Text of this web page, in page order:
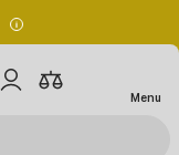
Menu